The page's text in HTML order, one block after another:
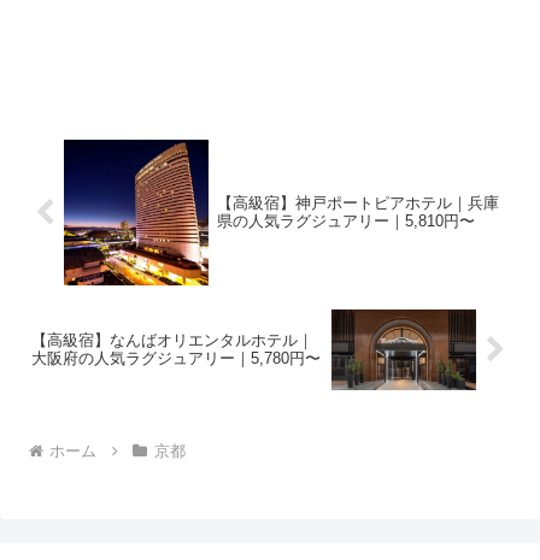
【高級宿】神戸ポートピアホテル｜兵庫
県の人気ラグジュアリー｜5,810円〜
【高級宿】なんばオリエンタルホテル｜
大阪府の人気ラグジュアリー｜5,780円〜
ホーム 京都